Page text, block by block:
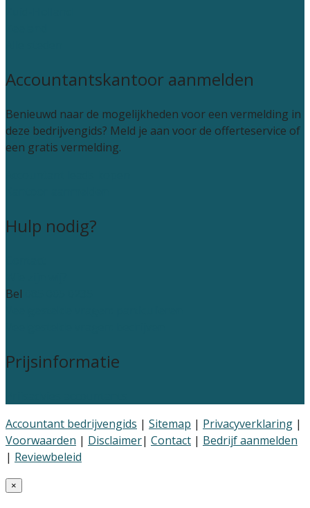
Accountantskantoor aanmelden
Benieuwd naar de mogelijkheden voor een vermelding in
deze bedrijvengids? Meld je aan voor de offerteservice of
een gratis vermelding.
Hulp nodig?
Bel
Prijsinformatie
Accountant bedrijvengids | Sitemap | Privacyverklaring |
Voorwaarden | Disclaimer| Contact | Bedrijf aanmelden
| Reviewbeleid
×